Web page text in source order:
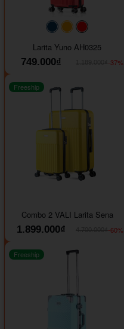
#093f69#ffa500
Larita Yuno AH0325
749.000₫
-37%
Freeship
Combo 2 VALI Larita Sena
1.899.000₫
-60%
Freeship